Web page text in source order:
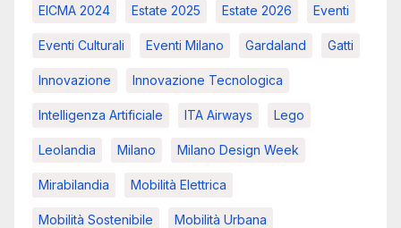
EICMA 2024 Estate 2025 Estate 2026 Eventi
Eventi Culturali Eventi Milano Gardaland Gatti
Innovazione Innovazione Tecnologica
Intelligenza Artificiale ITA Airways Lego
Leolandia Milano Milano Design Week
Mirabilandia Mobilità Elettrica
Mobilità Sostenibile Mobilità Urbana